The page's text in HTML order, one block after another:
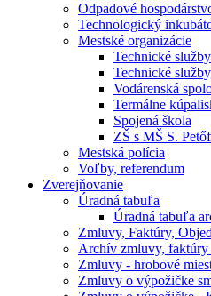
Odpadové
Technologický
Mestské organizácie
Technické
Technické
Vodárenská
Termálne
Spojená škola
ZŠ s MŠ S.
Mestská polícia
Voľby, referendum
Zverejňovanie
Úradná tabuľa
Úradná tabuľa
Zmluvy, Faktúry,
Archív zmluvy, faktúry
Zmluvy - hrobové
Zmluvy o výpožičke